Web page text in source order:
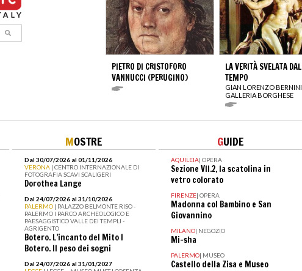
PIETRO DI CRISTOFORO
VANNUCCI (PERUGINO)
LA VERITÀ SVELATA DAL
TEMPO
GIAN LORENZO BERNINI
GALLERIA BORGHESE
MOSTRE
Dal 30/07/2026 al 01/11/2026
VERONA | CENTRO INTERNAZIONALE DI
FOTOGRAFIA SCAVI SCALIGERI
Dorothea Lange
Dal 24/07/2026 al 31/10/2026
PALERMO | PALAZZO BELMONTE RISO -
PALERMO I PARCO ARCHEOLOGICO E
PAESAGGISTICO VALLE DEI TEMPLI -
AGRIGENTO
Botero. L’incanto del Mito I
Botero. Il peso dei sogni
Dal 24/07/2026 al 31/01/2027
GUIDE
AQUILEIA| OPERA
Sezione VII.2, la scatolina in
vetro colorato
FIRENZE| OPERA
Madonna col Bambino e San
Giovannino
MILANO| NEGOZIO
Mi-sha
PALERMO| MUSEO
Castello della Zisa e Museo